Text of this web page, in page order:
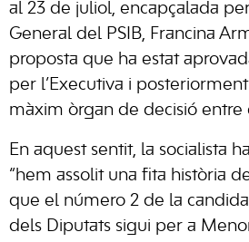
al 23 de juliol, encapçalada
General del PSIB, Francina
proposta que ha estat
per l’Executiva i
màxim òrgan de decisió entre
En aquest sentit, la socialista
“hem assolit una fita història
que el número 2 de la
dels Diputats sigui per a